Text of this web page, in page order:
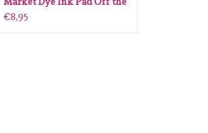
Rails
€8,95